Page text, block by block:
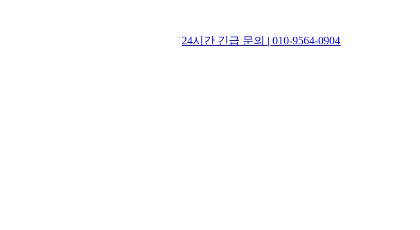
24시간 긴급 문의 | 010-9564-0904